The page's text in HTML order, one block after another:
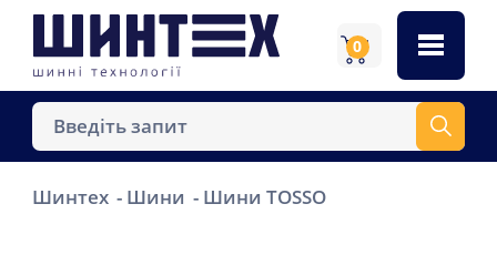
0
Шинтех Шини Шини TOSSO